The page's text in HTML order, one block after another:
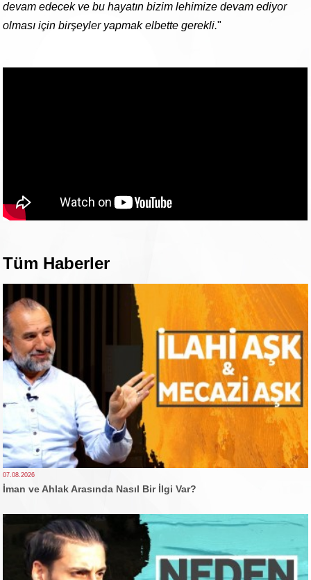
devam edecek ve bu hayatın bizim lehimize devam ediyor
olması için birşeyler yapmak elbette gerekli."
Tüm Haberler
07.08.2026
İman ve Ahlak Arasında Nasıl Bir İlgi Var?